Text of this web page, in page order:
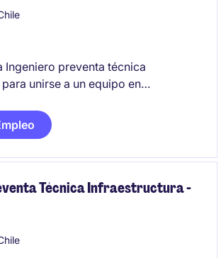
Ingeniero preventa técnica
unirse a un equipo en
Este rol, basado en Puerto
Técnica Infraestructura -